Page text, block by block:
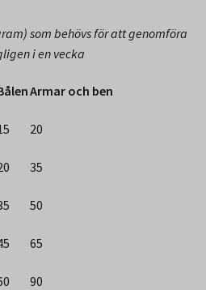
som behövs för att genomföra
i en vecka
Armar och ben
20
35
50
65
90